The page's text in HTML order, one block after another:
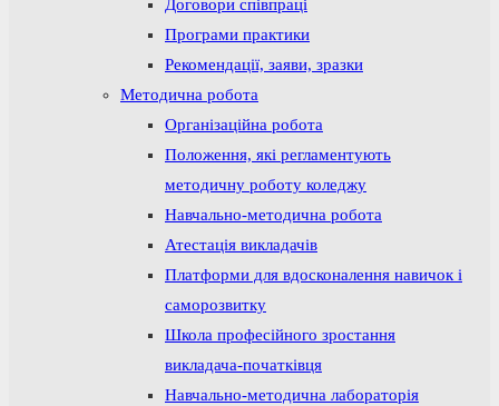
Договори співпраці
Програми практики
Рекомендації, заяви, зразки
Методична робота
Організаційна робота
Положення, які регламентують
методичну роботу коледжу
Навчально-методична робота
Атестація викладачів
Платформи для вдосконалення навичок і
саморозвитку
Школа професійного зростання
викладача-початківця
Навчально-методична лабораторія